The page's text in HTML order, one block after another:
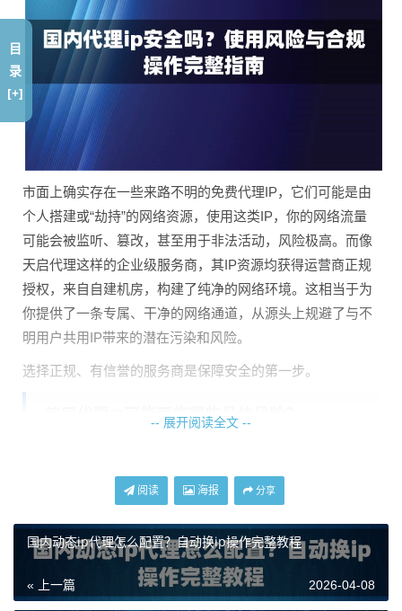
市面上确实存在一些来路不明的免费代理IP，它们可能是由
个人搭建或“劫持”的网络资源，使用这类IP，你的网络流量
可能会被监听、篡改，甚至用于非法活动，风险极高。而像
天启代理这样的企业级服务商，其IP资源均获得运营商正规
授权，来自自建机房，构建了纯净的网络环境。这相当于为
你提供了一条专属、干净的网络通道，从源头上规避了与不
明用户共用IP带来的潜在污染和风险。
选择正规、有信誉的服务商是保障安全的第一步。
使用代理IP可能面临哪些具体风险？
几个常见的风险点：
1. 账号关联风险：这是最常见的问题。如果你使用一个被很
多用户滥用过的IP（尤其是低质量的动态IP）去登录你的社
交账号、电商平台账号，系统很容易判定该IP异常，从而将
你的账号行为与其他可疑行为关联，导致账号被限制甚至封
-- 展开阅读全文 --
阅读 海报 分享
国内动态ip代理怎么配置？自动换ip操作完整教程
« 上一篇 2026-04-08
目
录
[+]